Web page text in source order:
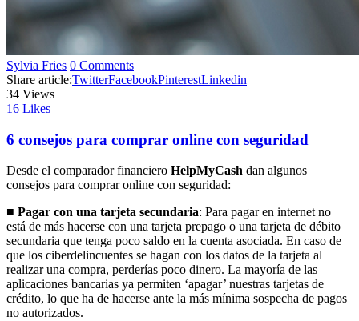
Sylvia Fries 0 Comments
Share article:TwitterFacebookPinterestLinkedin
34 Views
16 Likes
6 consejos para comprar online con seguridad
Desde el comparador financiero HelpMyCash dan algunos
consejos para comprar online con seguridad:
■ Pagar con una tarjeta secundaria: Para pagar en internet no
está de más hacerse con una tarjeta prepago o una tarjeta de débito
secundaria que tenga poco saldo en la cuenta asociada. En caso de
que los ciberdelincuentes se hagan con los datos de la tarjeta al
realizar una compra, perderías poco dinero. La mayoría de las
aplicaciones bancarias ya permiten ‘apagar’ nuestras tarjetas de
crédito, lo que ha de hacerse ante la más mínima sospecha de pagos
no autorizados.